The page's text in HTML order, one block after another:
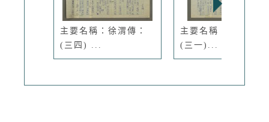
主要名稱：徐渭傳：
(三四) ...
主要名稱：徐渭傳：
(三一)...